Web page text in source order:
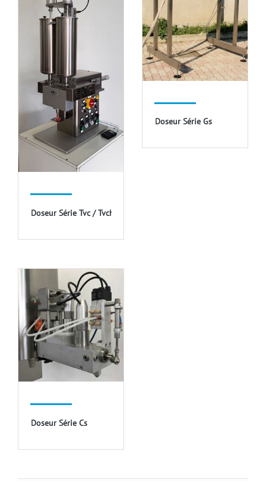
Doseur Série Tvc / Tvch
Doseur Série Gs
Doseur Série Cs